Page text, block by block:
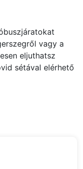
vagy a
eljuthatsz
sétával elérhető